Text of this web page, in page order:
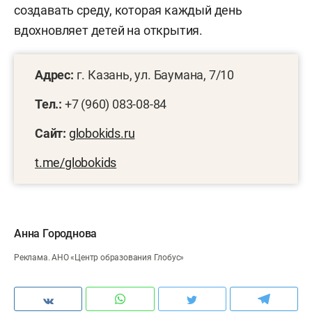
создавать среду, которая каждый день
вдохновляет детей на открытия.
Адрес: г. Казань, ул. Баумана, 7/10
Тел.: +7 (960) 083-08-84
Сайт: globokids.ru
t.me/globokids
Анна Городнова
Реклама. АНО «Центр образования Глобус»